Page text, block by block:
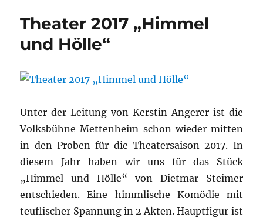
Theater 2017 „Himmel
und Hölle“
Unter der Leitung von Kerstin Angerer ist die
Volksbühne Mettenheim schon wieder mitten
in den Proben für die Theatersaison 2017. In
diesem Jahr haben wir uns für das Stück
„Himmel und Hölle“ von Dietmar Steimer
entschieden. Eine himmlische Komödie mit
teuflischer Spannung in 2 Akten. Hauptfigur ist